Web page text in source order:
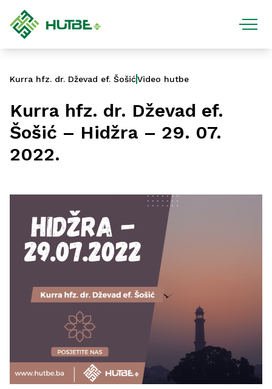
Kurra hfz. dr. Dževad ef. ŠošićVideo hutbe
Kurra hfz. dr. Dževad ef.
Šošić – Hidžra – 29. 07.
2022.